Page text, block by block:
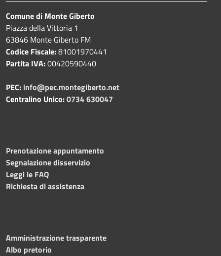
Comune di Monte Giberto
Piazza della Vittoria 1
63846 Monte Giberto FM
Codice Fiscale:81001970441
Partita IVA:00420590440
PEC: info@pec.montegiberto.net
Centralino Unico:0734 630047
Prenotazione appuntamento
Segnalazione disservizio
Leggi le FAQ
Richiesta di assistenza
Amministrazione trasparente
Albo pretorio